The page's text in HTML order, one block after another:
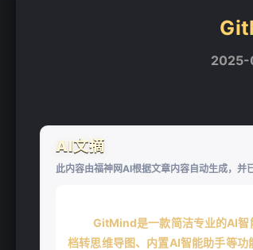
AI文摘
此内容由福神网AI根据文章内容自动生成，并
GitMind是一款简洁专业的AI智
档转思维导图、内置AI智能助手等